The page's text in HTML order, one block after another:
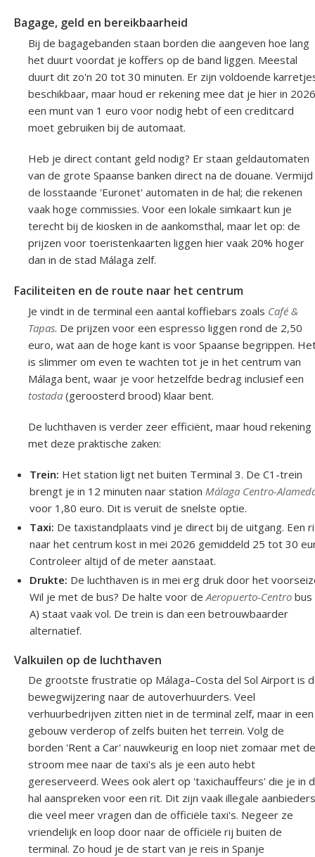
Bagage, geld en bereikbaarheid
Bij de bagagebanden staan borden die aangeven hoe lang
het duurt voordat je koffers op de band liggen. Meestal
duurt dit zo'n 20 tot 30 minuten. Er zijn voldoende
beschikbaar, maar houd er rekening mee dat je hier in 2026
een munt van 1 euro voor nodig hebt of een creditcard
moet gebruiken bij de automaat.
Heb je direct contant geld nodig? Er staan geldautomaten
van de grote Spaanse banken direct na de douane. Vermijd
de losstaande 'Euronet' automaten in de hal; die rekenen
vaak hoge commissies. Voor een lokale simkaart kun je
terecht bij de kiosken in de aankomsthal, maar let op: de
prijzen voor toeristenkaarten liggen hier vaak 20% hoger
dan in de stad Málaga zelf.
Faciliteiten en de route naar het centrum
Je vindt in de terminal een aantal koffiebars zoals Café &
Tapas. De prijzen voor een espresso liggen rond de 2,50
euro, wat aan de hoge kant is voor Spaanse begrippen.
is slimmer om even te wachten tot je in het centrum van
Málaga bent, waar je voor hetzelfde bedrag inclusief een
tostada (geroosterd brood) klaar bent.
De luchthaven is verder zeer efficiënt, maar houd rekening
met deze praktische zaken:
Trein: Het station ligt net buiten Terminal 3. De C1-trein
brengt je in 12 minuten naar stationMálaga Centro-
voor 1,80 euro. Dit is veruit de snelste optie.
Taxi: De taxistandplaats vind je direct bij de uitgang. Een
naar het centrum kost in mei 2026 gemiddeld 25 tot 30
Controleer altijd of de meter aanstaat.
Drukte: De luchthaven is in mei erg druk door het
Wil je met de bus? De halte voor deAeropuerto-Centro bus
A) staat vaak vol. De trein is dan een betrouwbaarder
alternatief.
Valkuilen op de luchthaven
De grootste frustratie op Málaga–Costa del Sol Airport is
bewegwijzering naar de autoverhuurders. Veel
verhuurbedrijven zitten niet in de terminal zelf, maar in een
gebouw verderop of zelfs buiten het terrein. Volg de
borden 'Rent a Car' nauwkeurig en loop niet zomaar met de
stroom mee naar de taxi's als je een auto hebt
gereserveerd. Wees ook alert op 'taxichauffeurs' die je in
hal aanspreken voor een rit. Dit zijn vaak illegale aanbieders
die veel meer vragen dan de officiële taxi's. Negeer ze
vriendelijk en loop door naar de officiële rij buiten de
terminal. Zo houd je de start van je reis in Spanje